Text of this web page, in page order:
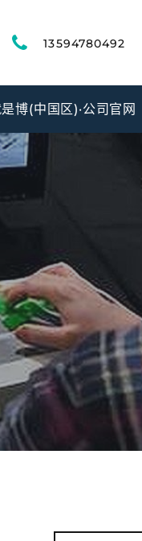
13594780492
博(中国区)·公司官网